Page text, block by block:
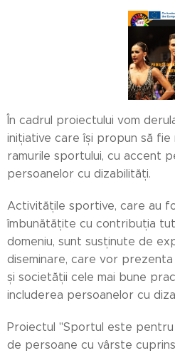
În cadrul proiectului vom
inițiative care își propun să
ramurile sportului, cu accent
persoanelor cu dizabilități.
Activitățile sportive, care au
îmbunătățite cu contribuția
domeniu, sunt susținute de
diseminare, care vor
și societății cele mai bune
includerea persoanelor cu
Proiectul "Sportul este
de persoane cu vârste